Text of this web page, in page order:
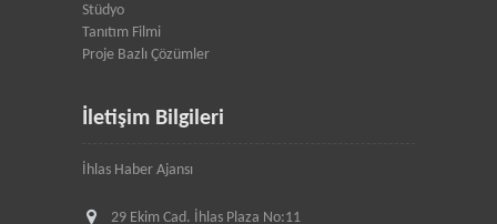
Stüdyo
Tanıtım Filmi
Proje Bazlı Çözümler
İletişim Bilgileri
İhlas Haber Ajansı
29 Ekim Cad. İhlas Plaza No:11